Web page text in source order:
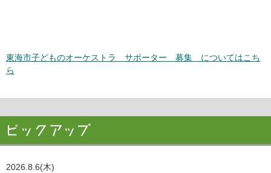
東海市子どものオーケストラ サポーター 募集 についてはこち
ら
2026.8.6(木)